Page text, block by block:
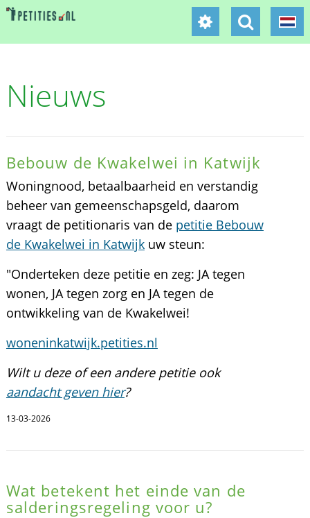
Nieuws
Bebouw de Kwakelwei in Katwijk
Woningnood, betaalbaarheid en verstandig
beheer van gemeenschapsgeld, daarom
vraagt de petitionaris van de petitie Bebouw
de Kwakelwei in Katwijkuw steun:
"Onderteken deze petitie en zeg: JA tegen
wonen, JA tegen zorg en JA tegen de
ontwikkeling van de Kwakelwei!
woneninkatwijk.petities.nl
Wilt u deze of een andere petitie ook
aandacht geven hier?
13-03-2026
Wat betekent het einde van de
salderingsregeling voor u?